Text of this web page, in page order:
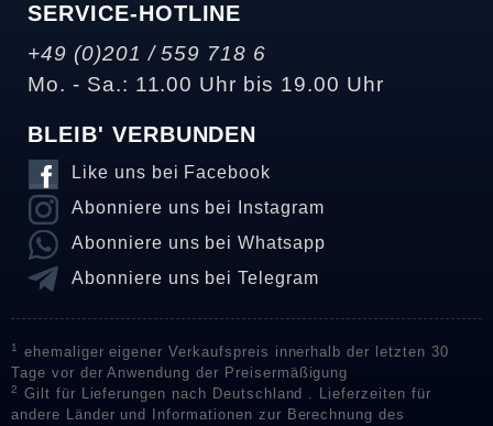
SERVICE-HOTLINE
+49 (0)201 / 559 718 6
Mo. - Sa.: 11.00 Uhr bis 19.00 Uhr
BLEIB' VERBUNDEN
Like uns bei Facebook
Abonniere uns bei Instagram
Abonniere uns bei Whatsapp
Abonniere uns bei Telegram
1
ehemaliger eigener Verkaufspreis innerhalb der letzten 30
Tage vor der Anwendung der Preisermäßigung
2
Gilt für Lieferungen nach Deutschland . Lieferzeiten für
andere Länder und Informationen zur Berechnung des